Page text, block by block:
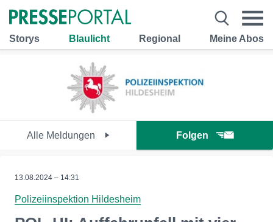
Storys Blaulicht Regional Meine Abos
Alle Meldungen Folgen
13.08.2024 – 14:31
Polizeiinspektion Hildesheim